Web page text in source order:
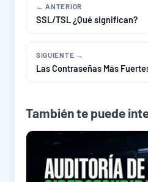
← ANTERIOR
SSL/TSL ¿Qué significan?
SIGUIENTE →
Las Contraseñas Más
También te puede